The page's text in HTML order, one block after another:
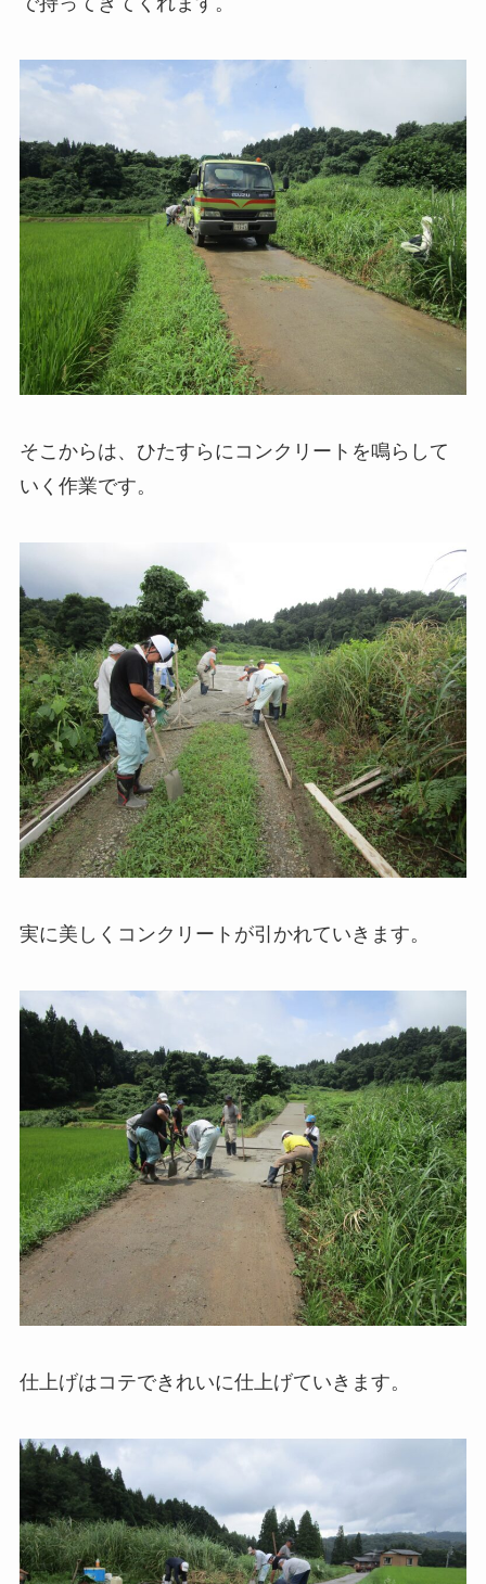
そこからは、ひたすらにコンクリートを鳴らして
いく作業です。
実に美しくコンクリートが引かれていきます。
仕上げはコテできれいに仕上げていきます。